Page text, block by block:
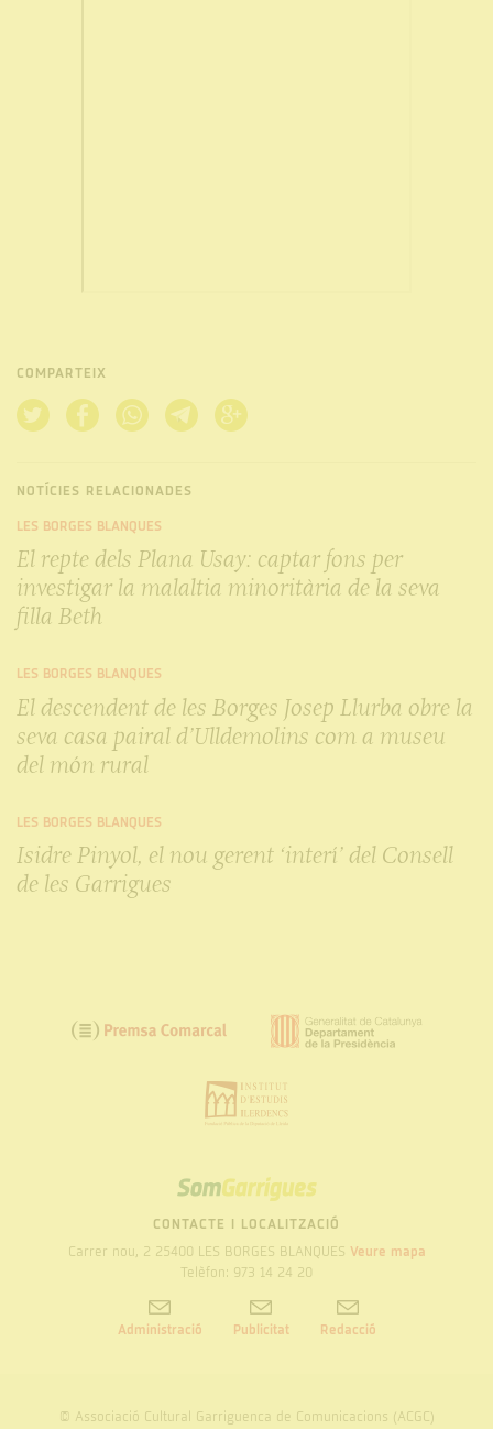
COMPARTEIX
NOTÍCIES RELACIONADES
LES BORGES BLANQUES
El repte dels Plana Usay: captar fons per
investigar la malaltia minoritària de la seva
filla Beth
LES BORGES BLANQUES
El descendent de les Borges Josep Llurba obre la
seva casa pairal d’Ulldemolins com a museu
del món rural
LES BORGES BLANQUES
Isidre Pinyol, el nou gerent ‘interí’ del Consell
de les Garrigues
SOM
GARRIGUES
CONTACTE I LOCALITZACIÓ
Carrer nou, 2 25400 LES BORGES BLANQUES Veure mapa
Telèfon: 973 14 24 20
Administració Publicitat Redacció
© Associació Cultural Garriguenca de Comunicacions (ACGC)